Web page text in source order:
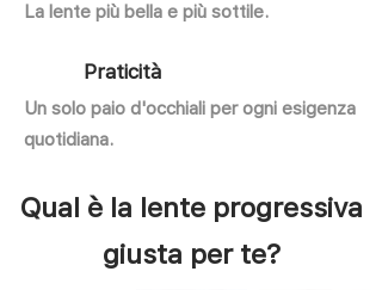
La lente più bella e più sottile.
Praticità
Un solo paio d'occhiali per ogni esigenza
quotidiana.
Qual è la lente progressiva
giusta per te?